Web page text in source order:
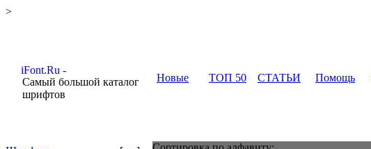
>
Самый большой каталог
шрифтов
Новые ТОП 50 СТАТЬИ Помощь